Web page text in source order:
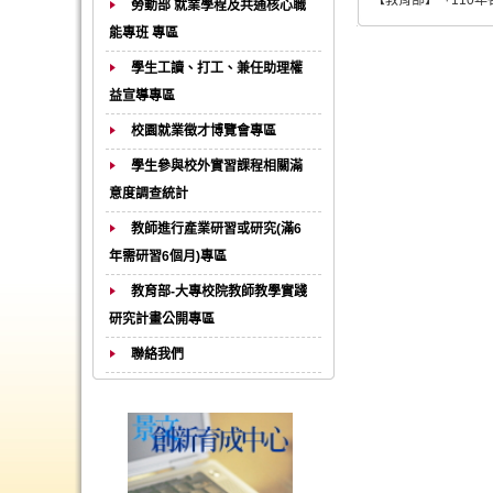
勞動部 就業學程及共通核心職
能專班 專區
學生工讀、打工、兼任助理權
益宣導專區
校園就業徵才博覽會專區
學生參與校外實習課程相關滿
意度調查統計
教師進行產業研習或研究(滿6
年需研習6個月)專區
教育部-大專校院教師教學實踐
研究計畫公開專區
聯絡我們